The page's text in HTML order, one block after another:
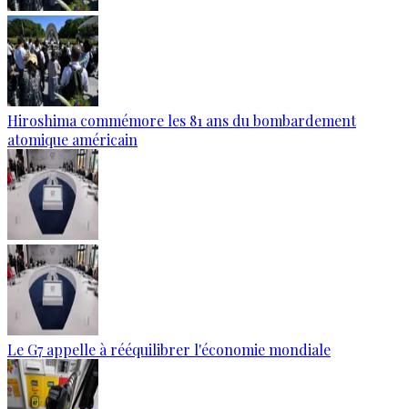
Hiroshima commémore les 81 ans du bombardement
atomique américain
Le G7 appelle à rééquilibrer l'économie mondiale